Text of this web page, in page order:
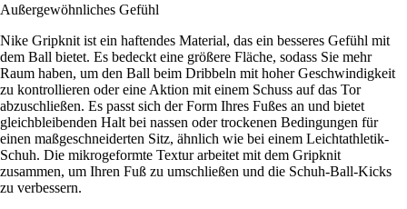
Außergewöhnliches Gefühl
Nike Gripknit ist ein haftendes Material, das ein besseres Gefühl mit
dem Ball bietet. Es bedeckt eine größere Fläche, sodass Sie mehr
Raum haben, um den Ball beim Dribbeln mit hoher Geschwindigkeit
zu kontrollieren oder eine Aktion mit einem Schuss auf das Tor
abzuschließen. Es passt sich der Form Ihres Fußes an und bietet
gleichbleibenden Halt bei nassen oder trockenen Bedingungen für
einen maßgeschneiderten Sitz, ähnlich wie bei einem Leichtathletik-
Schuh. Die mikrogeformte Textur arbeitet mit dem Gripknit
zusammen, um Ihren Fuß zu umschließen und die Schuh-Ball-Kicks
zu verbessern.